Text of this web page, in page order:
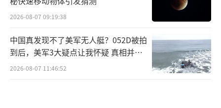
2026-08-07 09:19:38
中国真发现不了美军无人艇？052D被拍
到后，美军3大疑点让我怀疑 真相并非
如此
2026-08-07 11:46:52